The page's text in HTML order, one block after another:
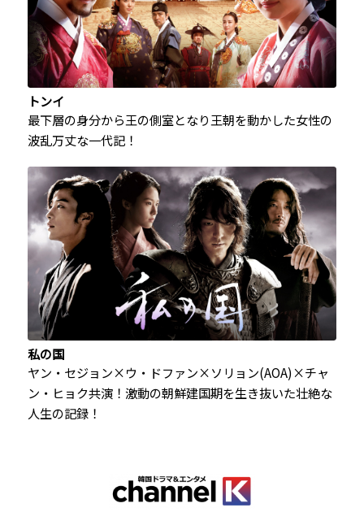
トンイ
最下層の身分から王の側室となり王朝を動かした女性の
波乱万丈な一代記！
私の国
ヤン・セジョン×ウ・ドファン×ソリョン(AOA)×チャ
ン・ヒョク共演！激動の朝鮮建国期を生き抜いた壮絶な
人生の記録！